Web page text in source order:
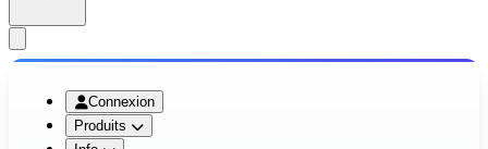
Connexion
Produits